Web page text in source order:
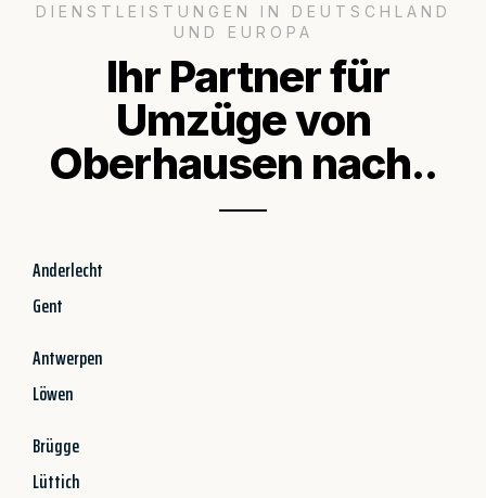
DIENSTLEISTUNGEN IN DEUTSCHLAND
UND EUROPA
Ihr Partner für
Umzüge von
Oberhausen nach..
Anderlecht
Gent
Antwerpen
Löwen
Brügge
Lüttich